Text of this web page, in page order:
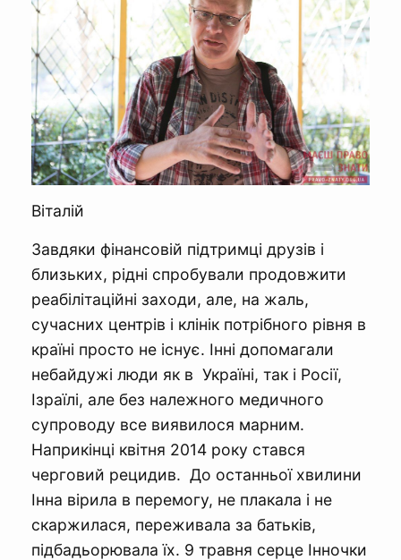
Віталій
Завдяки фінансовій підтримці друзів і
близьких, рідні спробували продовжити
реабілітаційні заходи, але, на жаль,
сучасних центрів і клінік потрібного рівня в
країні просто не існує. Інні допомагали
небайдужі люди як в Україні, так і Росії,
Ізраїлі, але без належного медичного
супроводу все виявилося марним.
Наприкінці квітня 2014 року стався
черговий рецидив. До останньої хвилини
Інна вірила в перемогу, не плакала і не
скаржилася, переживала за батьків,
підбадьорювала їх. 9 травня серце Інночки